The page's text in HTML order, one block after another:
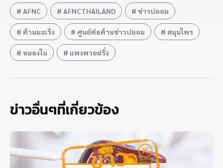
AFNC AFNCTHAILAND ข่าวปลอม
ต้านมะเร็ง ศูนย์ต่อต้านข่าวปลอม สมุนไพร
หนองใน แพงพวยฝรั่ง
ข่าวอื่นๆที่เกี่ยวข้อง